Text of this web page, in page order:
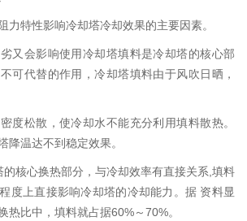
特性影响冷却塔冷却效果的主要因素。
会影响使用冷却塔填料是冷却塔的核心部
可代替的作用，冷却塔填料由于风吹日晒，
松散，使冷却水不能充分利用填料散热。
降温达不到稳定效果。
心换热部分，与冷却效率有直接关系,填料
度上直接影响冷却塔的冷却能力。据 资料显
热比中，填料就占据60%～70%。